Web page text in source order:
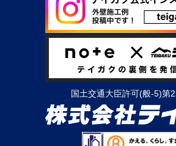
国土交通大臣許可(般-5)第